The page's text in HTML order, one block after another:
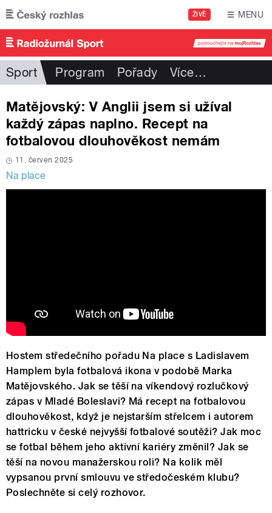
Přejít k hlavnímu obsahu
ŽIVĚ MENU
Sport Program Pořady Více…
Matějovský: V Anglii jsem si užíval
každý zápas naplno. Recept na
fotbalovou dlouhověkost nemám
11. červen 2025
Na place
Hostem středečního pořadu Na place s Ladislavem
Hamplem byla fotbalová ikona v podobě Marka
Matějovského. Jak se těší na víkendový rozlučkový
zápas v Mladé Boleslavi? Má recept na fotbalovou
dlouhověkost, když je nejstarším střelcem i autorem
hattricku v české nejvyšší fotbalové soutěži? Jak moc
se fotbal během jeho aktivní kariéry změnil? Jak se
těší na novou manažerskou roli? Na kolik měl
vypsanou první smlouvu ve středočeském klubu?
Poslechněte si celý rozhovor.